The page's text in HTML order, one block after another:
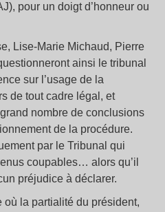
pour un doigt d’honneur ou
Lise-Marie Michaud, Pierre
ainsi le tribunal
sur l’usage de la
de tout cadre légal, et
nombre de conclusions
de la procédure.
par le Tribunal qui
coupables… alors qu’il
préjudice à déclarer.
la partialité du président,